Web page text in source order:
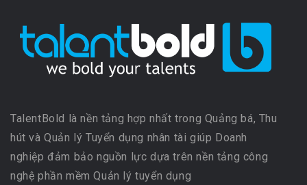
TalentBold là nền tảng hợp nhất trong Quảng bá, Thu
hút và Quản lý Tuyển dụng nhân tài giúp Doanh
nghiệp đảm bảo nguồn lực dựa trên nền tảng công
nghệ phần mềm Quản lý tuyển dụng